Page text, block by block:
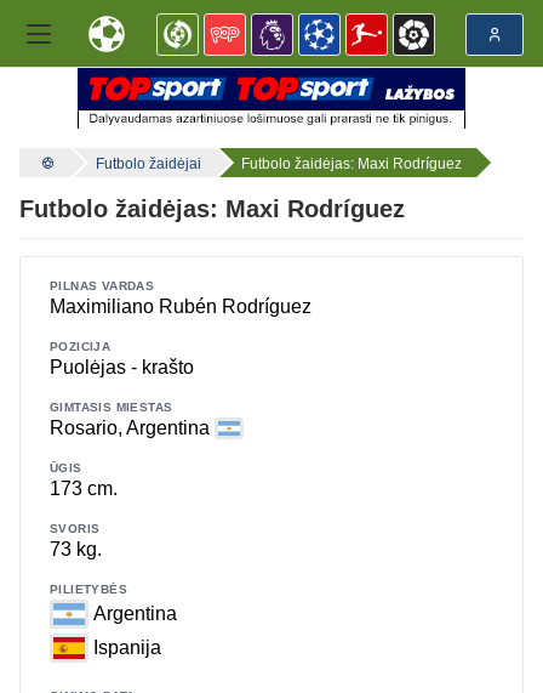
Futbolo žaidėjai Futbolo žaidėjas: Maxi Rodríguez
Futbolo žaidėjas: Maxi Rodríguez
PILNAS VARDAS
Maximiliano Rubén Rodríguez
POZICIJA
Puolėjas - krašto
GIMTASIS MIESTAS
Rosario, Argentina
ŪGIS
173 cm.
SVORIS
73 kg.
PILIETYBĖS
Argentina
Ispanija